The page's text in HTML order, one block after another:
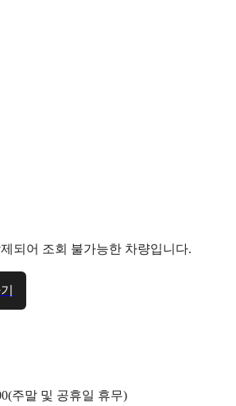
되어 조회 불가능한 차량입니다.
주말 및 공휴일 휴무)